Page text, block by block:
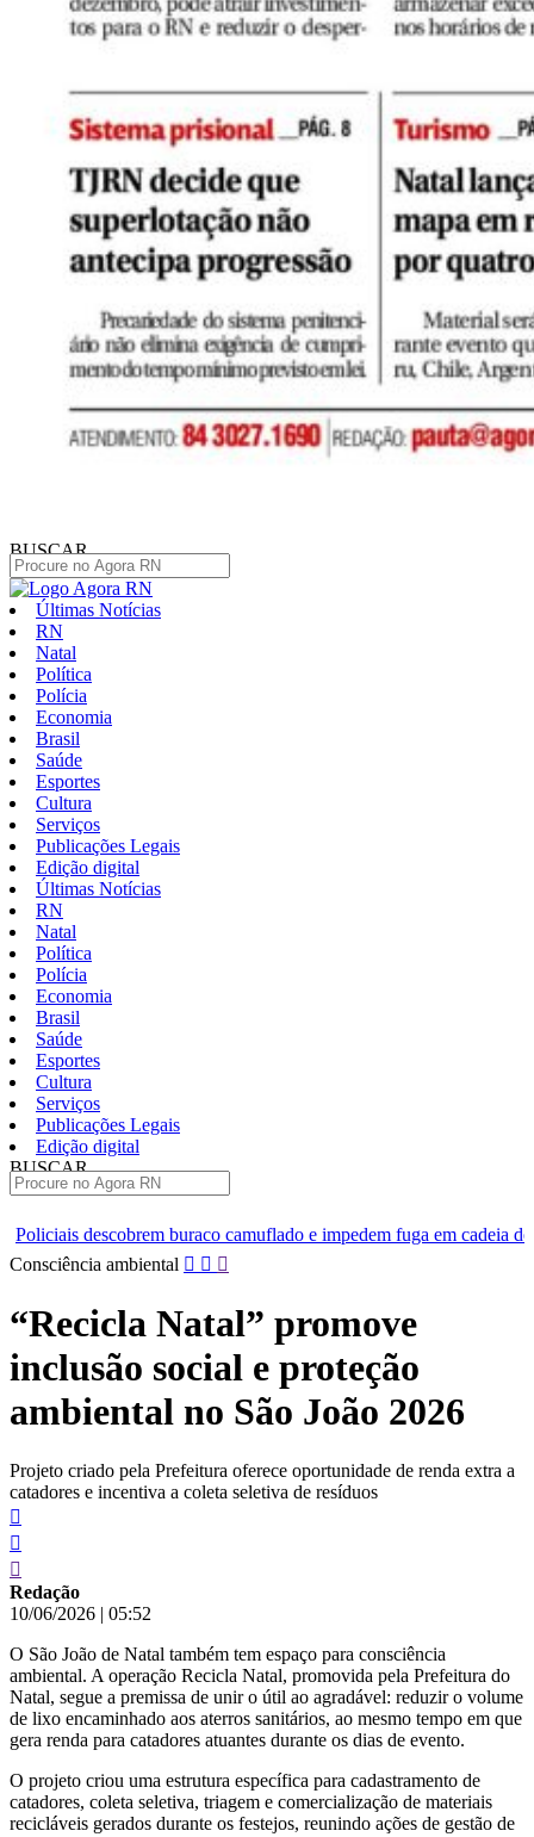
BUSCAR
Últimas Notícias
RN
Natal
Política
Polícia
Economia
Brasil
Saúde
Esportes
Cultura
Serviços
Publicações Legais
Edição digital
Últimas Notícias
RN
Natal
Política
Polícia
Economia
Brasil
Saúde
Esportes
Cultura
Serviços
Publicações Legais
Edição digital
BUSCAR
camuflado e impedem fuga em cadeia de Ceará-Mirim
Pular
conteúdo
Consciência ambiental
“Recicla Natal” promove
inclusão social e proteção
ambiental no São João 2026
Projeto criado pela Prefeitura oferece oportunidade de renda extra a
catadores e incentiva a coleta seletiva de resíduos
Redação
10/06/2026 | 05:52
O São João de Natal também tem espaço para consciência
ambiental. A operação Recicla Natal, promovida pela Prefeitura do
Natal, segue a premissa de unir o útil ao agradável: reduzir o volume
de lixo encaminhado aos aterros sanitários, ao mesmo tempo em que
gera renda para catadores atuantes durante os dias de evento.
O projeto criou uma estrutura específica para cadastramento de
catadores, coleta seletiva, triagem e comercialização de materiais
recicláveis gerados durante os festejos, reunindo ações de gestão de